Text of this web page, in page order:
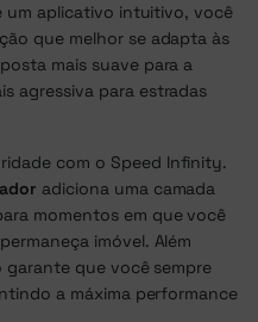
um aplicativo intuitivo, você
que melhor se adapta às
mais suave para a
agressiva para estradas
com o Speed Infinity.
adiciona uma camada
momentos em que você
imóvel. Além
que você sempre
a máxima performance